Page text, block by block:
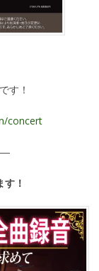
す！
concert
！